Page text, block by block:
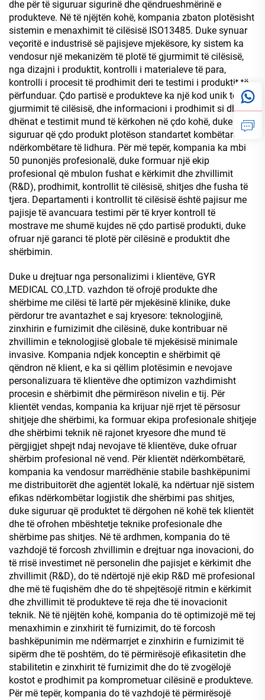
dhe për të siguruar sigurinë dhe qëndrueshmërinë e
produkteve. Në të njëjtën kohë, kompania zbaton plotësisht
sistemin e menaxhimit të cilësisë ISO13485. Duke synuar
veçoritë e industrisë së pajisjeve mjekësore, ky sistem ka
vendosur një mekanizëm të plotë të gjurmimit të cilësisë,
nga dizajni i produktit, kontrolli i materialeve të para,
kontrolli i procesit të prodhimit deri te testimi i produktit të
përfunduar. Çdo partisë e produkteve ka një kod unik të
gjurmimit të cilësisë, dhe informacioni i prodhimit si dhe të
dhënat e testimit mund të kërkohen në çdo kohë, duke
siguruar që çdo produkt plotëson standartet kombëtare dhe
ndërkombëtare të lidhura. Për më tepër, kompania ka mbi
50 punonjës profesionalë, duke formuar një ekip
profesional që mbulon fushat e kërkimit dhe zhvillimit
(R&D), prodhimit, kontrollit të cilësisë, shitjes dhe fusha të
tjera. Departamenti i kontrollit të cilësisë është pajisur me
pajisje të avancuara testimi për të kryer kontroll të
mostrave me shumë kujdes në çdo partisë produkti, duke
ofruar një garanci të plotë për cilësinë e produktit dhe
shërbimin.
Duke u drejtuar nga personalizimi i klientëve, GYR
MEDICAL CO.,LTD. vazhdon të ofrojë produkte dhe
shërbime me cilësi të lartë për mjekësinë klinike, duke
përdorur tre avantazhet e saj kryesore: teknologjinë,
zinxhirin e furnizimit dhe cilësinë, duke kontribuar në
zhvillimin e teknologjisë globale të mjekësisë minimale
invasive. Kompania ndjek konceptin e shërbimit që
qëndron në klient, e ka si qëllim plotësimin e nevojave
personalizuara të klientëve dhe optimizon vazhdimisht
procesin e shërbimit dhe përmirëson nivelin e tij. Për
klientët vendas, kompania ka krijuar një rrjet të përsosur
shitjeje dhe shërbimi, ka formuar ekipa profesionale shitjeje
dhe shërbimi teknik në rajonet kryesore dhe mund të
përgjigjet shpejt ndaj nevojave të klientëve, duke ofruar
shërbim profesional në vend. Për klientët ndërkombëtarë,
kompania ka vendosur marrëdhënie stabile bashkëpunimi
me distribuitorët dhe agjentët lokalë, ka ndërtuar një sistem
efikas ndërkombëtar logjistik dhe shërbimi pas shitjes,
duke siguruar që produktet të dërgohen në kohë tek klientët
dhe të ofrohen mbështetje teknike profesionale dhe
shërbime pas shitjes. Në të ardhmen, kompania do të
vazhdojë të forcosh zhvillimin e drejtuar nga inovacioni, do
të rrisë investimet në personelin dhe pajisjet e kërkimit dhe
zhvillimit (R&D), do të ndërtojë një ekip R&D më profesional
dhe më të fuqishëm dhe do të shpejtësojë ritmin e kërkimit
dhe zhvillimit të produkteve të reja dhe të inovacionit
teknik. Në të njëjtën kohë, kompania do të optimizojë më tej
menaxhimin e zinxhirit të furnizimit, do të forcosh
bashkëpunimin me ndërmarrjet e zinxhirin e furnizimit të
sipërm dhe të poshtëm, do të përmirësojë efikasitetin dhe
stabilitetin e zinxhirit të furnizimit dhe do të zvogëlojë
kostot e prodhimit pa komprometuar cilësinë e produkteve.
Për më tepër, kompania do të vazhdojë të përmirësojë